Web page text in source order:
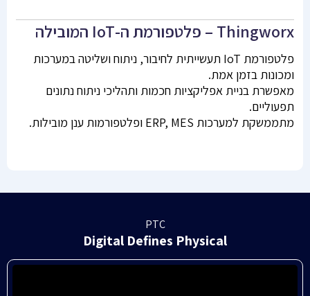
Thingworx – פלטפורמת ה-IoT המובילה
פלטפורמת IoT תעשייתית לחיבור, ניתוח ושליטה במערכות
ומכונות בזמן אמת.
מאפשרת בניית אפליקציות חכמות ותהליכי ניתוח נתונים
תפעוליים.
מתממשקת למערכות ERP, MES ופלטפורמות ענן מובילות.
PTC
Digital Defines Physical